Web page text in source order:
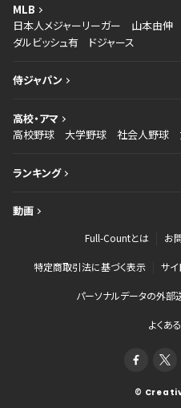
MLB
日本人メジャーリーガー
山本由伸
ダルビッシュ有
ドジャース
侍ジャパン
高校・アマ
高校野球
大学野球 社会人野球
ランキング
動画
Full-Countとは お
特定商取引法に基づく表示 サイ
パーソナルデータの外部
よくあ
©